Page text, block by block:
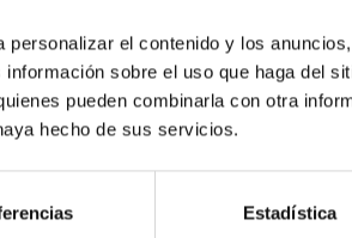
el contenido y los
sobre el uso que haga del
pueden combinarla con otra
hecho de sus servicios.
Estadística